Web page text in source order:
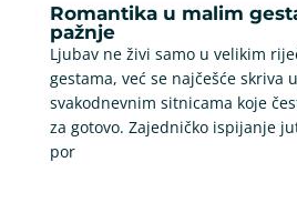
Romantika u malim
pažnje
Ljubav ne živi samo u velikim
gestama, već se najčešće skriva
svakodnevnim sitnicama koje
za gotovo. Zajedničko ispijanje
por